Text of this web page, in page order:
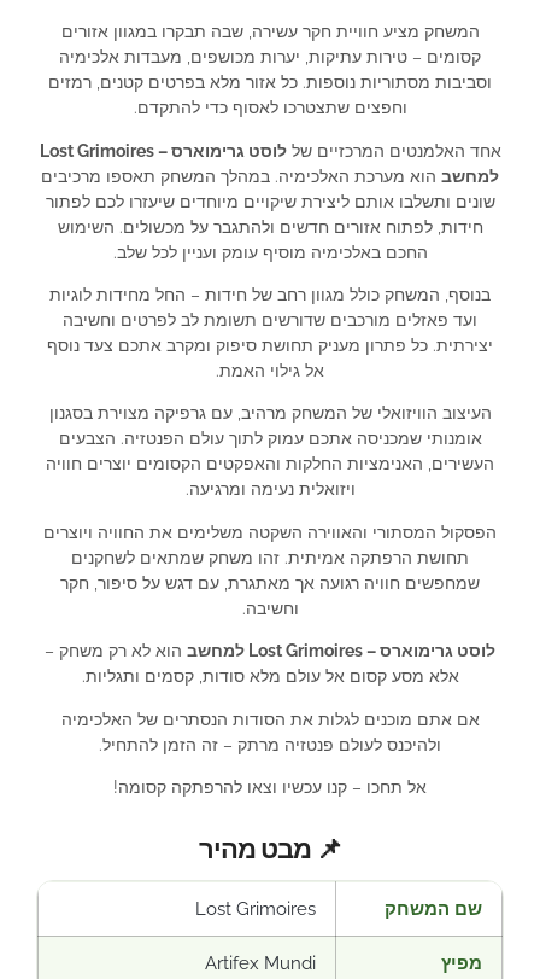
המשחק מציע חוויית חקר עשירה, שבה תבקרו במגוון אזורים
קסומים – טירות עתיקות, יערות מכושפים, מעבדות אלכימיה
וסביבות מסתוריות נוספות. כל אזור מלא בפרטים קטנים, רמזים
וחפצים שתצטרכו לאסוף כדי להתקדם.
אחד האלמנטים המרכזיים של
לוסט גרימוארס – Lost Grimoires
למחשב הוא מערכת האלכימיה. במהלך המשחק תאספו מרכיבים
שונים ותשלבו אותם ליצירת שיקויים מיוחדים שיעזרו לכם לפתור
חידות, לפתוח אזורים חדשים ולהתגבר על מכשולים. השימוש
החכם באלכימיה מוסיף עומק ועניין לכל שלב.
בנוסף, המשחק כולל מגוון רחב של חידות – החל מחידות לוגיות
ועד פאזלים מורכבים שדורשים תשומת לב לפרטים וחשיבה
יצירתית. כל פתרון מעניק תחושת סיפוק ומקרב אתכם צעד נוסף
אל גילוי האמת.
העיצוב הוויזואלי של המשחק מרהיב, עם גרפיקה מצוירת בסגנון
אומנותי שמכניסה אתכם עמוק לתוך עולם הפנטזיה. הצבעים
העשירים, האנימציות החלקות והאפקטים הקסומים יוצרים חוויה
ויזואלית נעימה ומרגיעה.
הפסקול המסתורי והאווירה השקטה משלימים את החוויה ויוצרים
תחושת הרפתקה אמיתית. זהו משחק שמתאים לשחקנים
שמחפשים חוויה רגועה אך מאתגרת, עם דגש על סיפור, חקר
וחשיבה.
לוסט גרימוארס – Lost Grimoires למחשב
הוא לא רק משחק –
אלא מסע קסום אל עולם מלא סודות, קסמים ותגליות.
אם אתם מוכנים לגלות את הסודות הנסתרים של האלכימיה
ולהיכנס לעולם פנטזיה מרתק – זה הזמן להתחיל.
אל תחכו – קנו עכשיו וצאו להרפתקה קסומה!
📌 מבט מהיר
שם המשחק Lost Grimoires
מפיץ Artifex Mundi